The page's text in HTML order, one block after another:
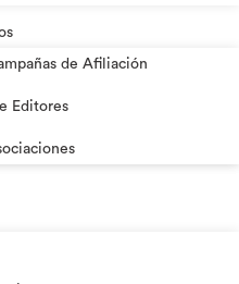
de Afiliación
Editores